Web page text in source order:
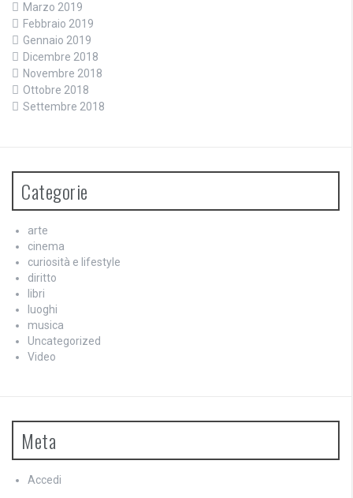
Marzo 2019
Febbraio 2019
Gennaio 2019
Dicembre 2018
Novembre 2018
Ottobre 2018
Settembre 2018
Categorie
arte
cinema
curiosità e lifestyle
diritto
libri
luoghi
musica
Uncategorized
Video
Meta
Accedi